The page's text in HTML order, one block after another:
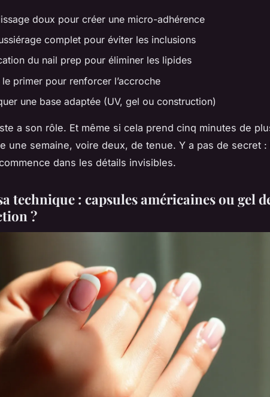
doux pour créer une micro-adhérence
complet pour éviter les inclusions
du nail prep pour éliminer les lipides
le primer pour renforcer l’accroche
une base adaptée (UV, gel ou construction)
a son rôle. Et même si cela prend cinq minutes de
une semaine, voire deux, de tenue. Y a pas de secret :
dans les détails invisibles.
technique : capsules américaines ou gel
?